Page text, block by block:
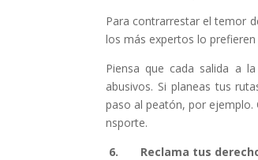
Para contrarrestar el temor
los más expertos lo
Piensa que cada salida a
abusivos. Si planeas tus
paso al peatón, por ejemplo.
nsporte.
6. Reclama tus